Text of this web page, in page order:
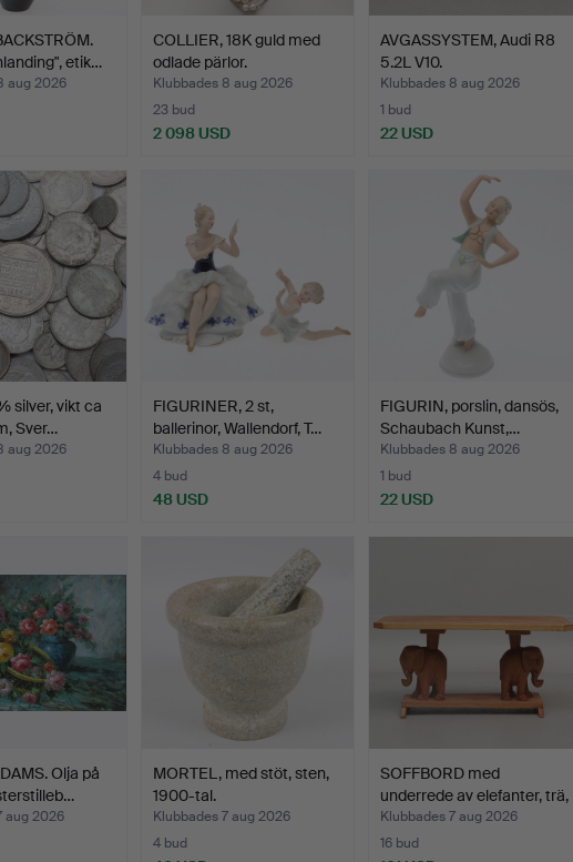
etik…
aug 2026
COLLIER, 18K guld med
odlade pärlor.
Klubbades 8 aug 2026
23 bud
2 098 USD
AVGASSYSTEM, Audi R8
5.2L V10.
Klubbades 8 aug 2026
1 bud
22 USD
silver, vikt ca
Sver…
aug 2026
FIGURINER, 2 st,
ballerinor, Wallendorf, T…
Klubbades 8 aug 2026
4 bud
48 USD
FIGURIN, porslin, dansös,
Schaubach Kunst,…
Klubbades 8 aug 2026
1 bud
22 USD
Olja på
aug 2026
MORTEL, med stöt, sten,
1900-tal.
Klubbades 7 aug 2026
4 bud
SOFFBORD med
underrede av elefanter, trä,
…
Klubbades 7 aug 2026
16 bud